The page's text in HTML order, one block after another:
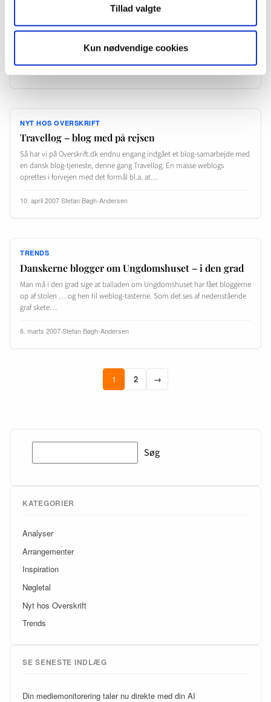
Tillad valgte
Kun nødvendige cookies
Danske politikere opdager YouTube som platform
TV2 har i dag en historie om hvordan Socialdemokratiet går på YouTube:
det er folketingskandidat fra Vejle, Tobias Gräs, der har indspillet en 1-
minut lang video om sin…
NYT HOS OVERSKRIFT
Travellog – blog med på rejsen
Så har vi på Overskrift.dk endnu engang indgået et blog-samarbejde med
en dansk blog-tjeneste, denne gang Travellog. En masse weblogs
oprettes i forvejen med det formål bl.a. at…
10. april 2007·Stefan Bøgh-Andersen
TRENDS
Danskerne blogger om Ungdomshuset – i den grad
Man må i den grad sige at balladen om Ungdomshuset har fået bloggerne
op af stolen … og hen til weblog-tasterne. Som det ses af nedenstående
graf skete…
6. marts 2007·Stefan Bøgh-Andersen
1 2 →
Søg
KATEGORIER
Analyser
Arrangementer
Inspiration
Nøgletal
Nyt hos Overskrift
Trends
SE SENESTE INDLÆG
Din mediemonitorering taler nu direkte med din AI